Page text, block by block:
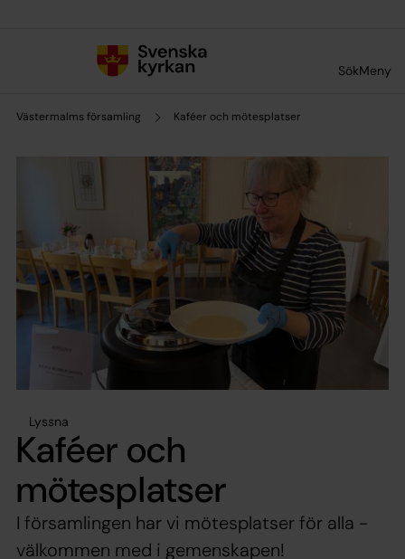
SökMeny
Västermalms församling Kaféer och mötesplatser
Lyssna
Kaféer och
mötesplatser
I församlingen har vi mötesplatser för alla -
välkommen med i gemenskapen!